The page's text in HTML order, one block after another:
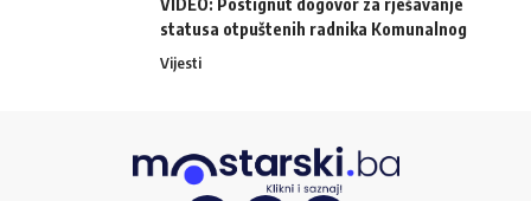
statusa otpuštenih radnika Komunalnog
Vijesti